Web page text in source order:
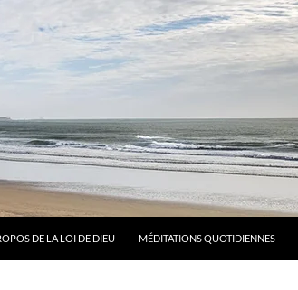
DE LA LOI DE DIEU MÉDITATIONS QUOTIDIENNES